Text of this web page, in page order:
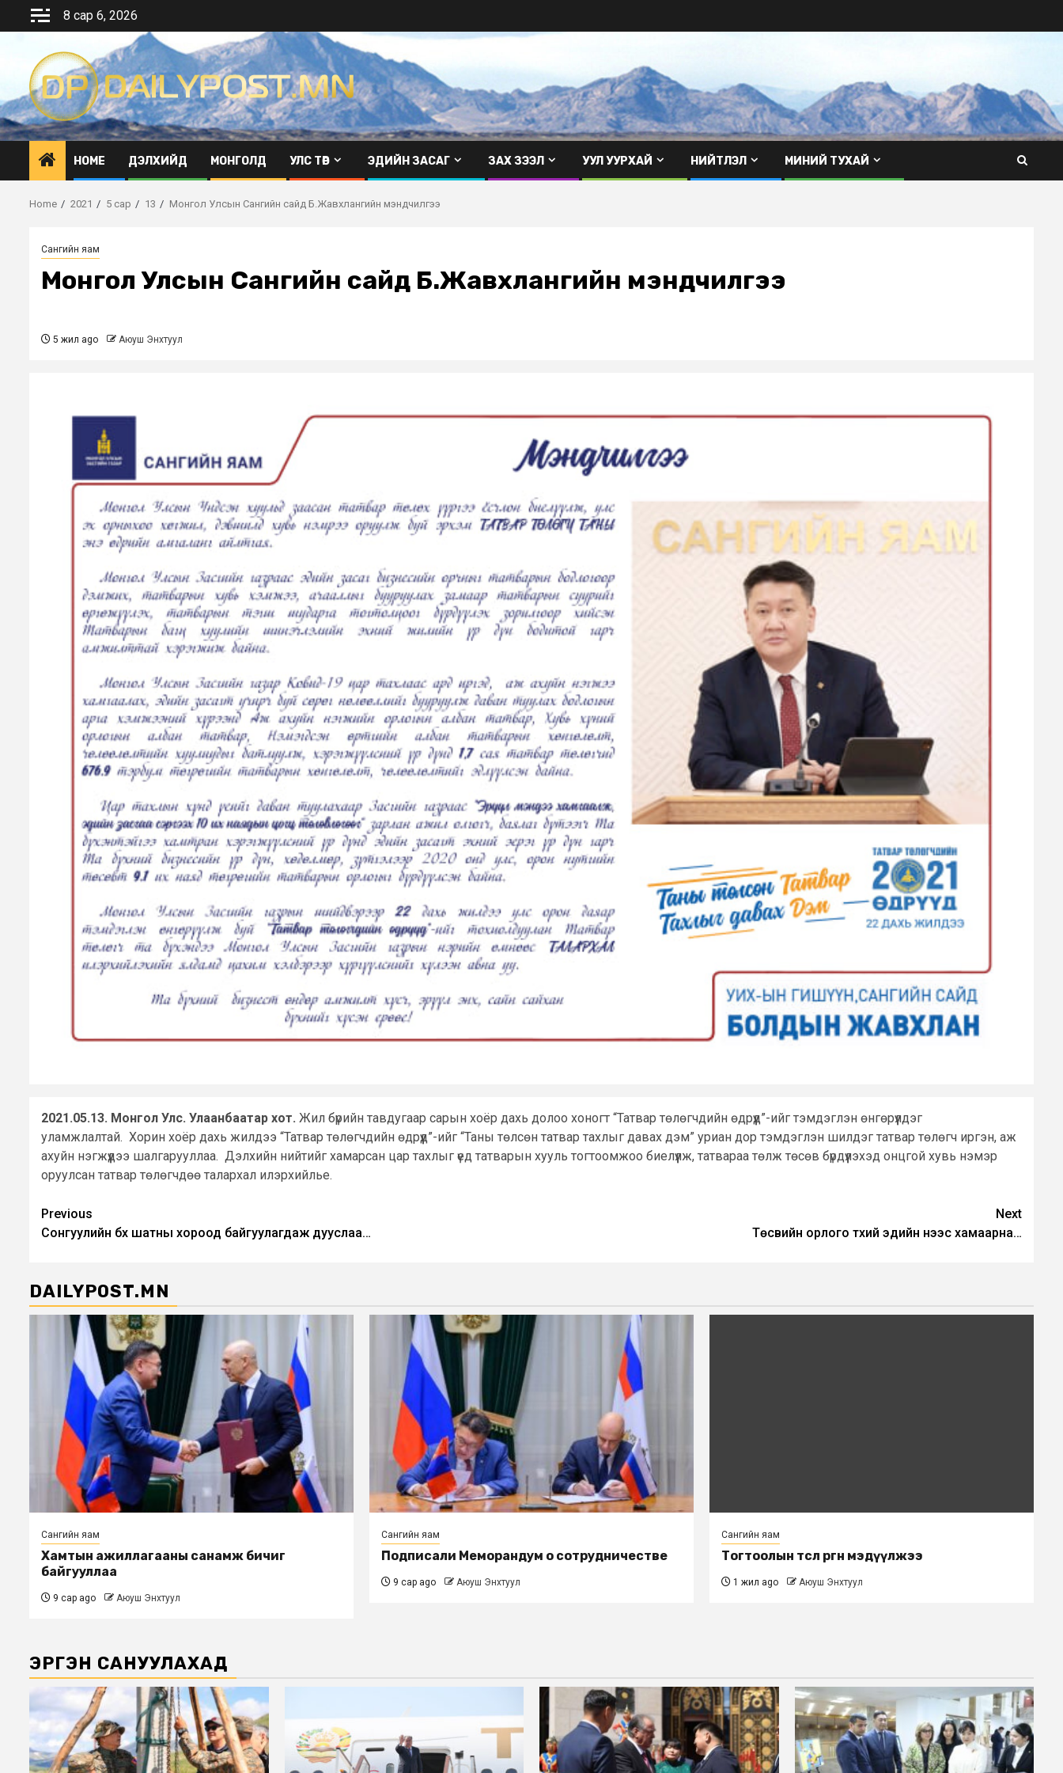
8 сар 6, 2026
HOME ДЭЛХИЙД МОНГОЛД УЛС ТӨР ЭДИЙН ЗАСАГ ЗАХ ЗЭЭЛ УУЛ УУРХАЙ НИЙТЛЭЛ МИНИЙ ТУХАЙ
Home 2021 5 сар 13 Монгол Улсын Сангийн сайд Б.Жавхлангийн мэндчилгээ
Сангийн яам
Монгол Улсын Сангийн сайд Б.Жавхлангийн мэндчилгээ
5 жил ago Аюуш Энхтуул
2021.05.13. Монгол Улс. Улаанбаатар хот. Жил бүрийн тавдугаар сарын хоёр дахь долоо хоногт “Татвар төлөгчдийн өдрүүд”-ийг тэмдэглэн өнгөрүүлдэг
уламжлалтай. Хорин хоёр дахь жилдээ “Татвар төлөгчдийн өдрүүд”-ийг “Таны төлсөн татвар тахлыг давах дэм” уриан дор тэмдэглэн шилдэг татвар төлөгч иргэн, аж
ахуйн нэгжүүдээ шалгарууллаа. Дэлхийн нийтийг хамарсан цар тахлыг үед татварын хууль тогтоомжоо биелүүлж, татвараа төлж төсөв бүрдүүлэхэд онцгой хувь нэмэр
оруулсан татвар төлөгчдөө талархал илэрхийлье.
Post
navigation
Previous
Сонгуулийн бүх шатны хороод байгуулагдаж дууслаа…
Next
Төсвийн орлого түүхий эдийн үнээс хамаарна…
DAILYPOST.MN
Сангийн яам
Хамтын ажиллагааны санамж бичиг
байгууллаа
9 сар ago Аюуш Энхтуул
Сангийн яам
Подписали Меморандум о сотрудничестве
9 сар ago Аюуш Энхтуул
Сангийн яам
Тогтоолын төсөл өргөн мэдүүлжээ
1 жил ago Аюуш Энхтуул
ЭРГЭН САНУУЛАХАД